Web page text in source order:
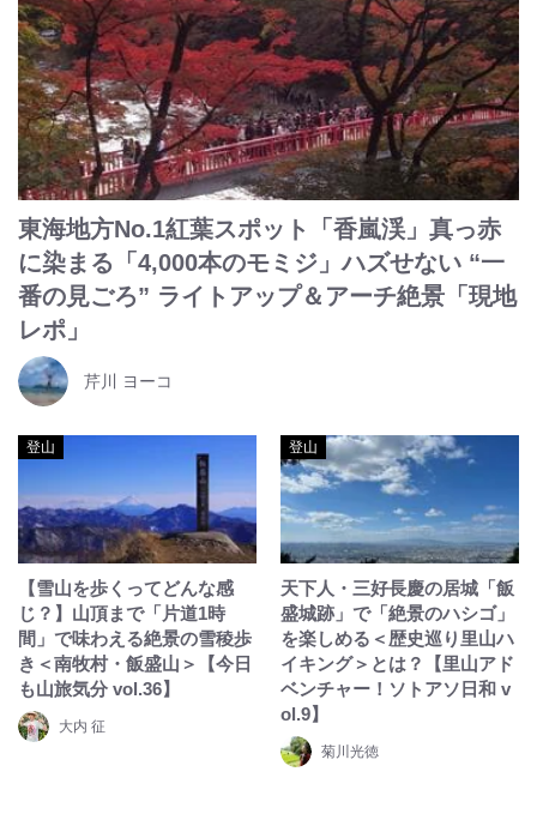
東海地方No.1紅葉スポット「香嵐渓」真っ赤
に染まる「4,000本のモミジ」ハズせない “一
番の見ごろ” ライトアップ＆アーチ絶景「現地
レポ」
芹川 ヨーコ
登山
【雪山を歩くってどんな感
じ？】山頂まで「片道1時
間」で味わえる絶景の雪稜歩
き＜南牧村・飯盛山＞【今日
も山旅気分 vol.36】
大内 征
登山
天下人・三好長慶の居城「飯
盛城跡」で「絶景のハシゴ」
を楽しめる＜歴史巡り里山ハ
イキング＞とは？【里山アド
ベンチャー！ソトアソ日和 v
ol.9】
菊川光徳